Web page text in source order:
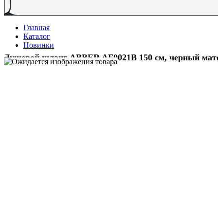
Главная
Каталог
Новинки
Душевой шланг ABBER AF0021B 150 см, черный